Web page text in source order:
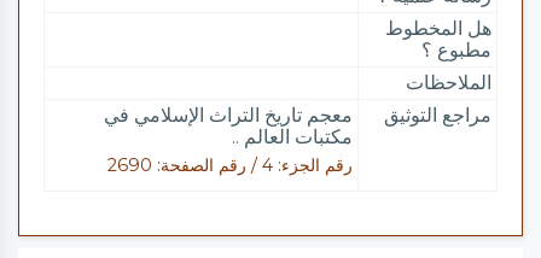
هل المخطوط
مطبوع ؟
الملاحظات
مراجع التوثيق
معجم تاريخ التراث الإسلامي في
مكتبات العالم ..
رقم الجزء: 4 / رقم الصفحة: 2690